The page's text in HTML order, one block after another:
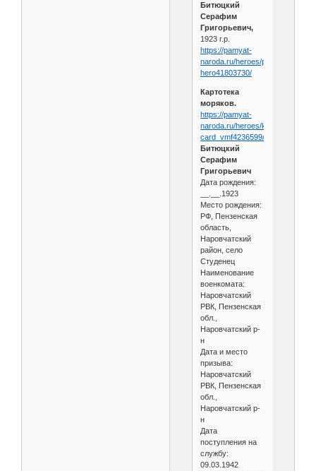
Битюцкий
Серафим
Григорьевич,
1923 г.р.
https://pamyat-
naroda.ru/heroes/person-
hero41803730/
Картотека
моряков.
https://pamyat-
naroda.ru/heroes/kld-
card_vmf4236599/
Битюцкий
Серафим
Григорьевич
Дата рождения:
__.__.1923
Место рождения:
РФ, Пензенская
область,
Наровчатский
район, село
Студенец
Наименование
военкомата:
Наровчатский
РВК, Пензенская
обл.,
Наровчатский р-
н
Дата и место
призыва:
Наровчатский
РВК, Пензенская
обл.,
Наровчатский р-
н
Дата
поступления на
службу:
09.03.1942